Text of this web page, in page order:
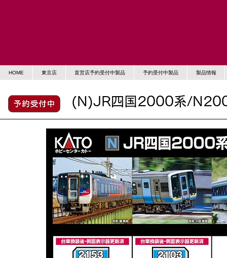
HOME 東京店 直営店予約受付中製品 予約受付中製品 製品情報
(N)JR四国2000系/